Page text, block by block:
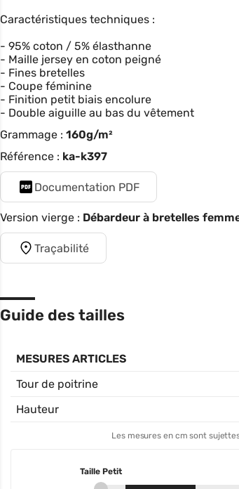
Caractéristiques techniques :
- 95% coton / 5% élasthanne
- Maille jersey en coton peigné
- Fines bretelles
- Coupe féminine
- Finition petit biais encolure
- Double aiguille au bas du vêtement
Grammage : 160g/m²
Référence : ka-k397
Documentation PDF
Version vierge : Débardeur à bretelles
Traçabilité
Guide des tailles
MESURES ARTICLES
Tour de poitrine
Hauteur
Les mesures en cm sont
Taille Petit